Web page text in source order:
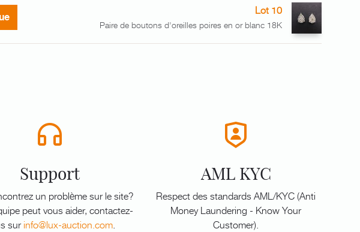
Lot 10
Paire de boutons d'oreilles poires en or blanc 18K
Support
un problème sur le site?
peut vous aider, contactez-
surinfo@lux-auction.com
AML KYC
Respect des standards AML/KYC (Anti
Money Laundering - Know Your
Customer).